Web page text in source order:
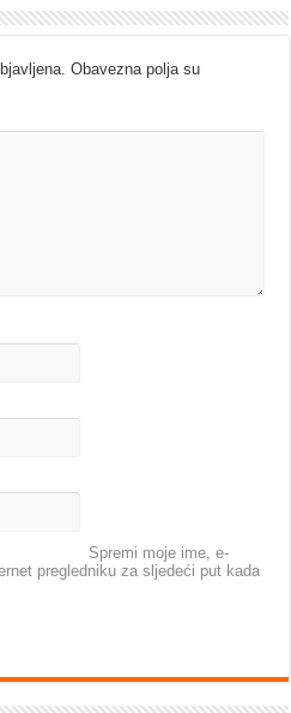
Obavezna polja su
Spremi moje ime, e-
pregledniku za sljedeći put kada